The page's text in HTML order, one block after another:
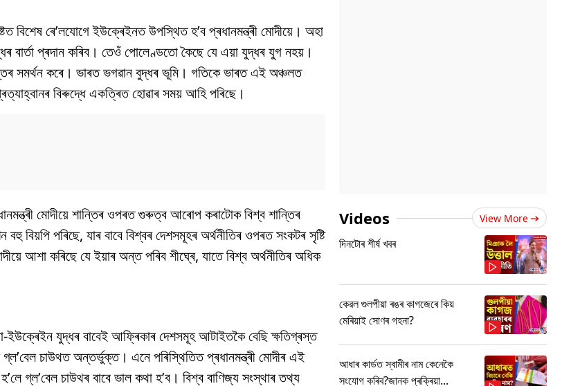
বিশেষ ৰে’লযোগে ইউক্ৰেইনত উপস্থিত হ’ব প্ৰধানমন্ত্ৰী মোদীয়ে। অহা
বাৰ্তা প্ৰদান কৰিব। তেওঁ পোলেণ্ডতো কৈছে যে এয়া যুদ্ধৰ যুগ নহয়।
সমৰ্থন কৰে। ভাৰত ভগৱান বুদ্ধৰ ভূমি। গতিকে ভাৰত এই অঞ্চলত
বিৰুদ্ধে একত্ৰিত হোৱাৰ সময় আহি পৰিছে।
মোদীয়ে শান্তিৰ ওপৰত গুৰুত্ব আৰোপ কৰাটোক বিশ্ব শান্তিৰ
বিয়পি পৰিছে, যাৰ বাবে বিশ্বৰ দেশসমূহৰ অৰ্থনীতিৰ ওপৰত সংকটৰ সৃষ্টি
আশা কৰিছে যে ইয়াৰ অন্ত পৰিব শীঘ্ৰে, যাতে বিশ্ব অৰ্থনীতিৰ অধিক
ইউক্ৰেইন যুদ্ধৰ বাবেই আফ্ৰিকাৰ দেশসমূহ আটাইতকৈ বেছি ক্ষতিগ্ৰস্ত
চাউথত অন্তৰ্ভুক্ত। এনে পৰিস্থিতিত প্ৰধানমন্ত্ৰী মোদীৰ এই
গ্ল’বেল চাউথৰ বাবে ভাল কথা হ’ব। বিশ্ব বাণিজ্য সংস্থাৰ তথ্য
Videos View More
দিনটোৰ শীৰ্ষ খবৰ
কেৱল গুলপীয়া ৰঙৰ কাগজেৰে কিয়
মেৰিয়াই সোণৰ গহনা?
আধাৰ কাৰ্ডত স্বামীৰ নাম কেনেকৈ
সংযোগ কৰিব?জানক প্ৰক্ৰিয়া...